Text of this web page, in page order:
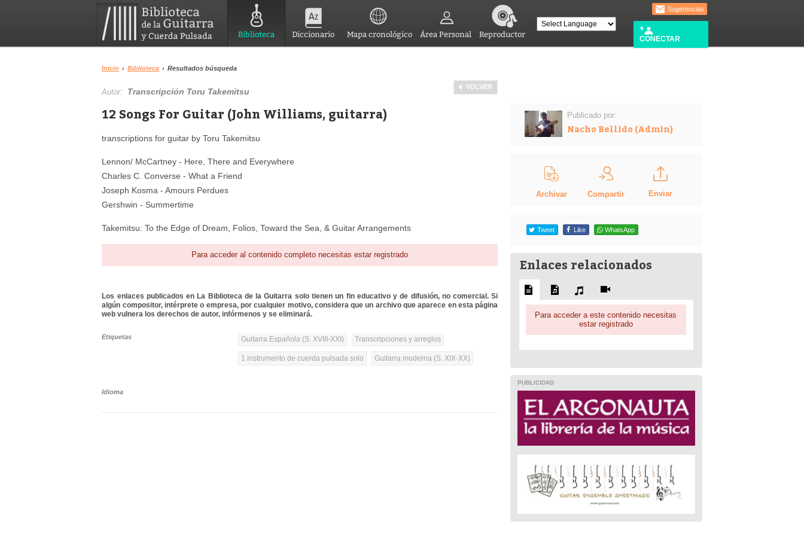
Biblioteca Diccionario Mapa cronológico Área Personal Reproductor
Sugerencias
CONECTAR
Inicio › Biblioteca › Resultados búsqueda
VOLVER
Autor: Transcripción Toru Takemitsu
12 Songs For Guitar (John Williams, guitarra)
transcriptions for guitar by Toru Takemitsu
Lennon/ McCartney - Here, There and Everywhere
Charles C. Converse - What a Friend
Joseph Kosma - Amours Perdues
Gershwin - Summertime
Takemitsu: To the Edge of Dream, Folios, Toward the Sea, & Guitar Arrangements
Para acceder al contenido completo necesitas estar registrado
Los enlaces publicados en La Biblioteca de la Guitarra solo tienen un fin educativo y de difusión, no comercial. Si
algún compositor, intérprete o empresa, por cualquier motivo, considera que un archivo que aparece en esta página
web vulnera los derechos de autor, infórmenos y se eliminará.
Etiquetas Guitarra Española (S. XVIII-XXI) Transcripciones y arreglos
1 instrumento de cuerda pulsada solo Guitarra moderna (S. XIX-XX)
Idioma
Publicado por:
Nacho Bellido (Admin)
Archivar Compartir Enviar
Tweet Like WhatsApp
Enlaces relacionados
Para acceder a este contenido necesitas
estar registrado
PUBLICIDAD